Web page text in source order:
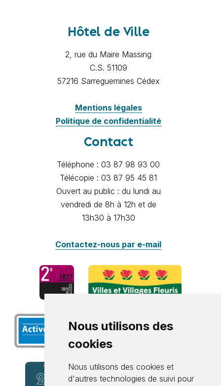
Nous utilisons des
cookies
Nous utilisons des cookies et
d'autres technologies de suivi pour
Hôtel de Ville
2, rue du Maire Massing
C.S. 51109
57216 Sarreguemines Cédex
Mentions légales
Politique de confidentialité
Contact
Téléphone : 03 87 98 93 00
Télécopie : 03 87 95 45 81
Ouvert au public : du lundi au
vendredi de 8h à 12h et de
13h30 à 17h30
Contactez-nous par e-mail